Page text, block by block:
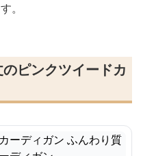
。
ピンクツイードカ